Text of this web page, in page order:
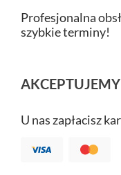
Profesjonalna
szybkie terminy!
AKCEPTUJEMY
U nas zapłacisz